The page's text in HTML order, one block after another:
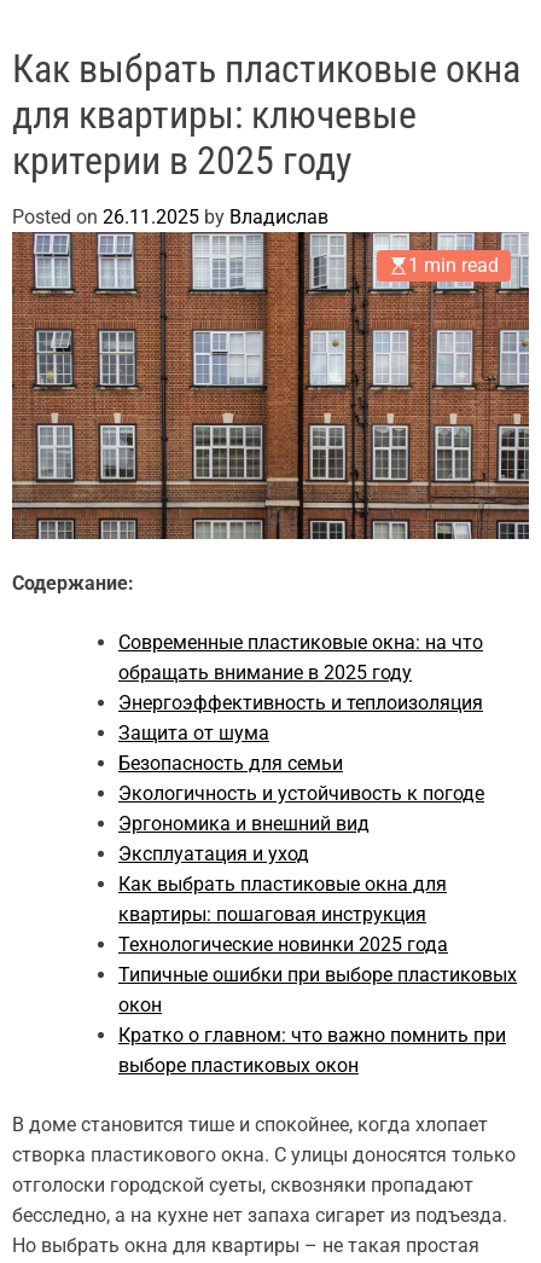
Как выбрать пластиковые окна
для квартиры: ключевые
критерии в 2025 году
Posted on 26.11.2025 by Владислав
1 min read
Содержание:
Современные пластиковые окна: на что
обращать внимание в 2025 году
Энергоэффективность и теплоизоляция
Защита от шума
Безопасность для семьи
Экологичность и устойчивость к погоде
Эргономика и внешний вид
Эксплуатация и уход
Как выбрать пластиковые окна для
квартиры: пошаговая инструкция
Технологические новинки 2025 года
Типичные ошибки при выборе пластиковых
окон
Кратко о главном: что важно помнить при
выборе пластиковых окон
В доме становится тише и спокойнее, когда хлопает
створка пластикового окна. С улицы доносятся только
отголоски городской суеты, сквозняки пропадают
бесследно, а на кухне нет запаха сигарет из подъезда.
Но выбрать окна для квартиры – не такая простая